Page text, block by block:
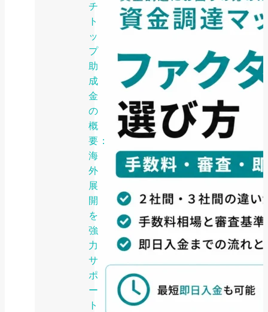
チ
ト
ッ
プ
助
成
金
の
概
要：
海
外
展
開
を
強
力
サ
ポ
ー
ト